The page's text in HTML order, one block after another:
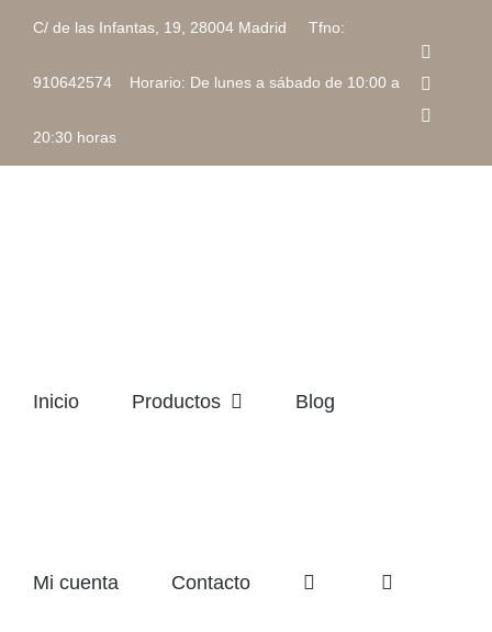
contenido
C/ de las Infantas, 19, 28004 Madrid Tfno:
910642574 Horario: De lunes a sábado de 10:00 a
20:30 horas
Inicio Productos Blog
Mi cuenta Contacto